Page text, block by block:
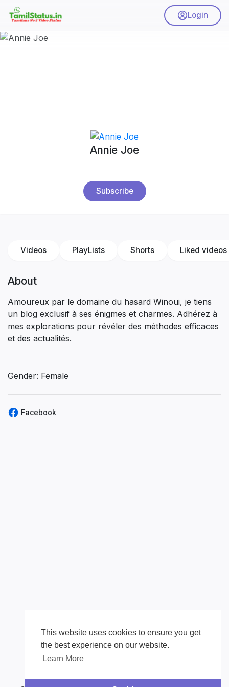
This website uses cookies to ensure you get
the best experience on our website.
Learn More
Login
Annie Joe
Subscribe
Videos PlayLists Shorts Liked videos
About
Amoureux par le domaine du hasard Winoui, je tiens
un blog exclusif à ses énigmes et charmes. Adhérez à
mes explorations pour révéler des méthodes efficaces
et des actualités.
Gender: Female
Facebook